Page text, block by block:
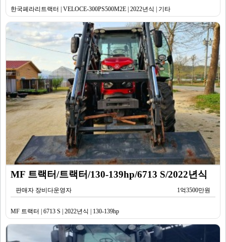
한국페라리트랙터 | VELOCE-300PS500M2E | 2022년식 | 기타
MF 트랙터/트랙터/130-139hp/6713 S/2022년식
판매자 장비다운영자 1억3500만원
MF 트랙터 | 6713 S | 2022년식 | 130-139hp